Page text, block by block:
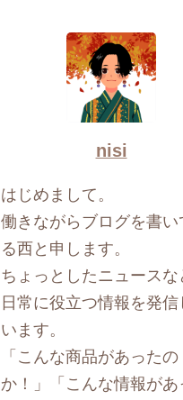
nisi
はじめまして。
働きながらブログを書い
る西と申します。
ちょっとしたニュースな
日常に役立つ情報を発信
います。
「こんな商品があったの
か！」「こんな情報があ